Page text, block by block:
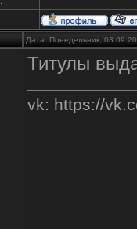
Дата: Понедельник,
Титулы
vk: https://